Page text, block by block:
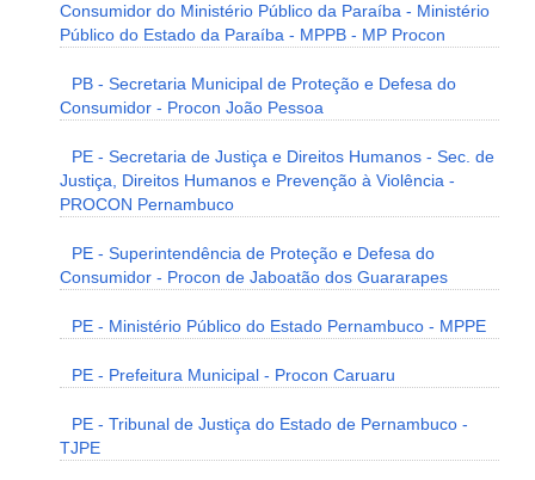
Consumidor do Ministério Público da Paraíba - Ministério
Público do Estado da Paraíba - MPPB - MP Procon
PB - Secretaria Municipal de Proteção e Defesa do
Consumidor - Procon João Pessoa
PE - Secretaria de Justiça e Direitos Humanos - Sec. de
Justiça, Direitos Humanos e Prevenção à Violência -
PROCON Pernambuco
PE - Superintendência de Proteção e Defesa do
Consumidor - Procon de Jaboatão dos Guararapes
PE - Ministério Público do Estado Pernambuco - MPPE
PE - Prefeitura Municipal - Procon Caruaru
PE - Tribunal de Justiça do Estado de Pernambuco -
TJPE